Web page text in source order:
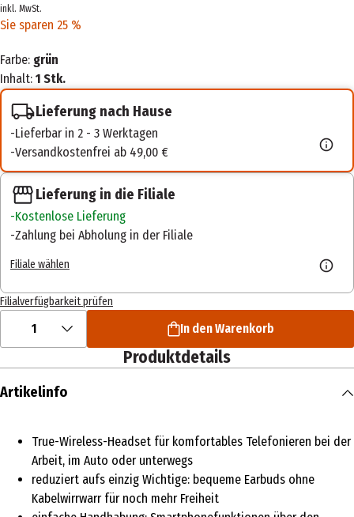
inkl. MwSt.
Sie sparen 25 %
Farbe: grün
Inhalt: 1 Stk.
Lieferung nach Hause
Lieferbar in 2 - 3 Werktagen
Versandkostenfrei ab 49,00 €
Lieferung in die Filiale
Kostenlose Lieferung
Zahlung bei Abholung in der Filiale
Filiale wählen
Filialverfügbarkeit prüfen
1 In den Warenkorb
Produktdetails
Artikelinfo
True-Wireless-Headset für komfortables Telefonieren bei der
Arbeit, im Auto oder unterwegs
reduziert aufs einzig Wichtige: bequeme Earbuds ohne
Kabelwirrwarr für noch mehr Freiheit